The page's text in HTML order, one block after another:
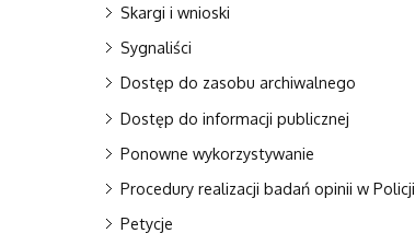
Skargi i wnioski
Sygnaliści
Dostęp do zasobu archiwalnego
Dostęp do informacji publicznej
Ponowne wykorzystywanie
Procedury realizacji badań opinii w Policji
Petycje